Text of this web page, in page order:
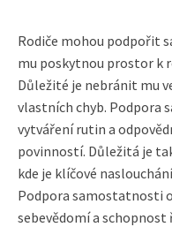
Rodiče mohou podpořit
mu poskytnou prostor k
Důležité je nebránit mu
vlastních chyb. Podpora
vytváření rutin a
povinností. Důležitá je
kde je klíčové
Podpora samostatnosti
sebevědomí a